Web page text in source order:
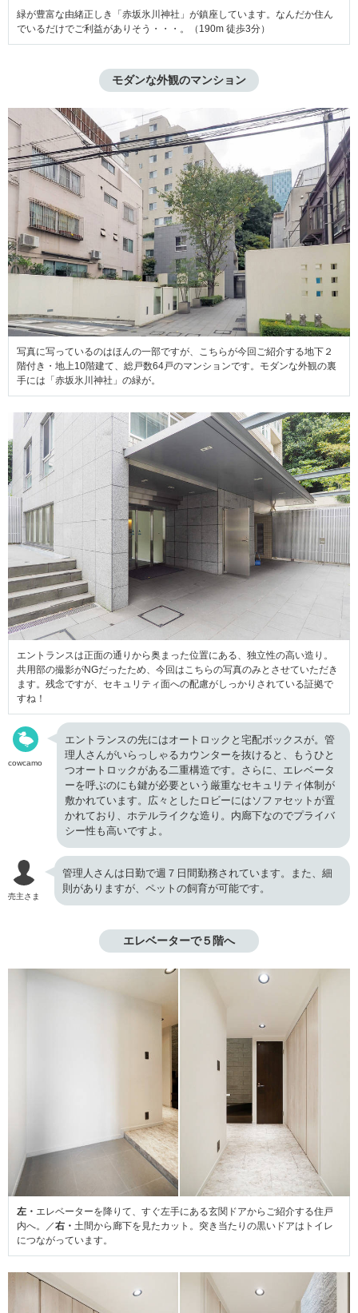
緑が豊富な由緒正しき「赤坂氷川神社」が鎮座しています。なんだか住ん
でいるだけでご利益がありそう・・・。（190m 徒歩3分）
モダンな外観のマンション
写真に写っているのはほんの一部ですが、こちらが今回ご紹介する地下２
階付き・地上10階建て、総戸数64戸のマンションです。モダンな外観の裏
手には「赤坂氷川神社」の緑が。
エントランスは正面の通りから奥まった位置にある、独立性の高い造り。
共用部の撮影がNGだったため、今回はこちらの写真のみとさせていただき
ます。残念ですが、セキュリティ面への配慮がしっかりされている証拠で
すね！
cowcamo
エントランスの先にはオートロックと宅配ボックスが。管
理人さんがいらっしゃるカウンターを抜けると、もうひと
つオートロックがある二重構造です。さらに、エレベータ
ーを呼ぶのにも鍵が必要という厳重なセキュリティ体制が
敷かれています。広々としたロビーにはソファセットが置
かれており、ホテルライクな造り。内廊下なのでプライバ
シー性も高いですよ。
売主さま
管理人さんは日勤で週７日間勤務されています。また、細
則がありますが、ペットの飼育が可能です。
エレベーターで５階へ
左・ エレベーターを降りて、すぐ左手にある玄関ドアからご紹介する住戸
内へ。／右・ 土間から廊下を見たカット。突き当たりの黒いドアはトイレ
につながっています。